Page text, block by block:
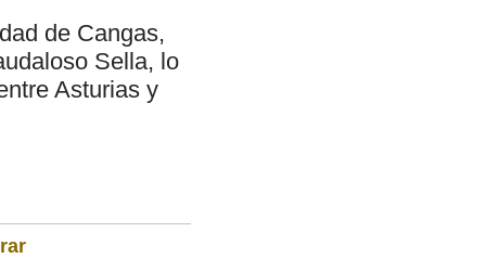
de Cangas,
Sella, lo
Asturias y